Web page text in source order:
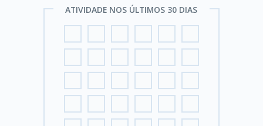
ATIVIDADE NOS ÚLTIMOS 30 DIAS